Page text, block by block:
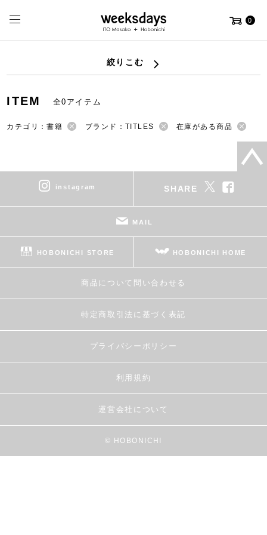
0
絞りこむ
ITEM 全0アイテム
カテゴリ：書籍 ブランド：TITLES 在庫がある商品
instagram SHARE
MAIL
HOBONICHI STORE HOBONICHI HOME
商品について問い合わせる
特定商取引法に基づく表記
プライバシーポリシー
利用規約
運営会社について
© HOBONICHI